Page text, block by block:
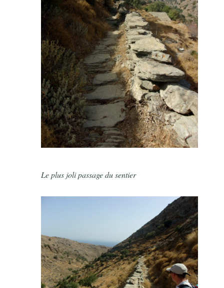
Le plus joli passage du sentier